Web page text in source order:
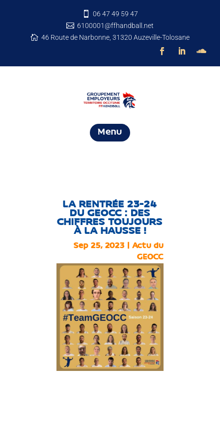

06 47 49 59 47
 6100001@ffhandball.net
 46 Route de Narbonne, 31320 Auzeville-Tolosane
Menu
LA RENTRÉE 23-24
DU GEOCC : DES
CHIFFRES TOUJOURS
À LA HAUSSE !
Sep 25, 2023 |Actu du
GEOCC